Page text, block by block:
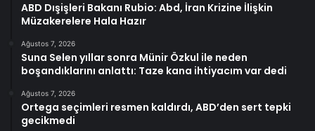
ABD Dışişleri Bakanı Rubio: Abd, İran Krizine İlişkin
Müzakerelere Hala Hazır
Ağustos 7, 2026
Suna Selen yıllar sonra Münir Özkul ile neden
boşandıklarını anlattı: Taze kana ihtiyacım var dedi
Ağustos 7, 2026
Ortega seçimleri resmen kaldırdı, ABD’den sert tepki
gecikmedi